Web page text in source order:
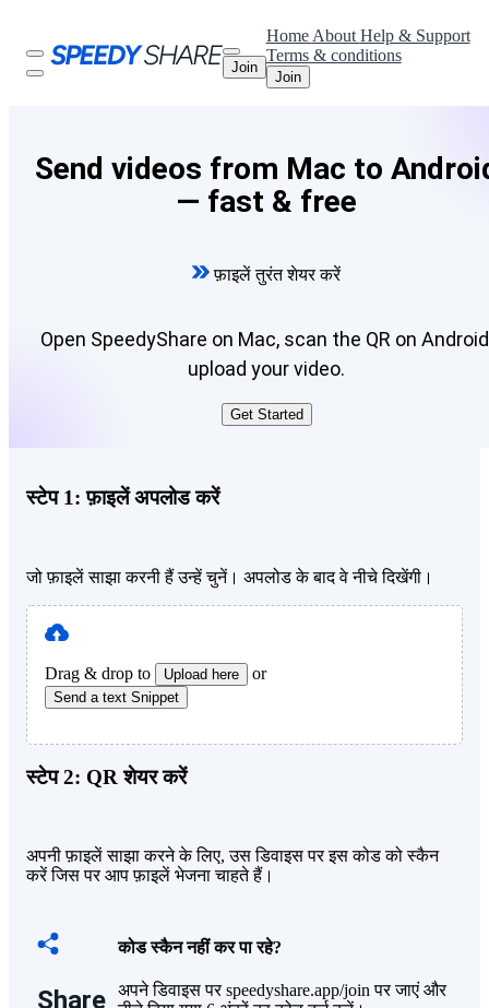
Join
Home About Help & Support
Terms & conditions
Join
Send videos from Mac to
— fast & free
फ़ाइलें तुरंत शेयर करें
Open SpeedyShare on Mac, scan the QR on
upload your video.
Get Started
स्टेप 1: फ़ाइलें अपलोड करें
जो फ़ाइलें साझा करनी हैं उन्हें चुनें। अपलोड के बाद वे नीचे दिखेंगी।
Drag & drop to Upload here or
Send a text Snippet
स्टेप 2: QR शेयर करें
अपनी फ़ाइलें साझा करने के लिए, उस डिवाइस पर इस कोड को स्कैन
करें जिस पर आप फ़ाइलें भेजना चाहते हैं।
Share
कोड स्कैन नहीं कर पा रहे?
अपने डिवाइस पर speedyshare.app/join पर जाएं और